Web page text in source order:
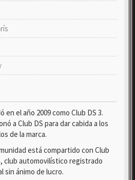
en el año 2009 como Club DS 3.
a Club DS para dar cabida a los
de la marca.
está compartido con Club
club automovilístico registrado
sin ánimo de lucro.